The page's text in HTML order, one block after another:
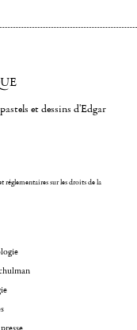
et dessins d'Edgar
réglementaires sur les droits de la